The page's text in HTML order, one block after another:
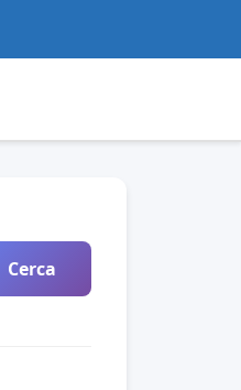
Cerca